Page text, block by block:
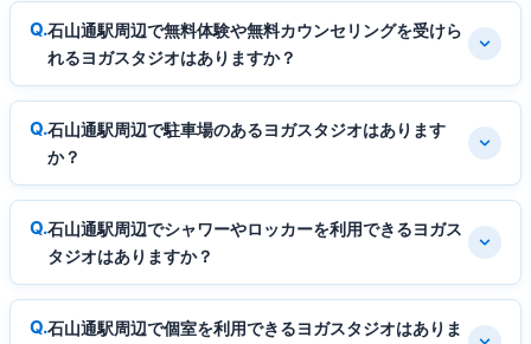
石山通駅周辺で無料体験や無料カウンセリングを受けら
れるヨガスタジオはありますか？
石山通駅周辺で駐車場のあるヨガスタジオはあります
か？
石山通駅周辺でシャワーやロッカーを利用できるヨガス
タジオはありますか？
石山通駅周辺で個室を利用できるヨガスタジオはありま